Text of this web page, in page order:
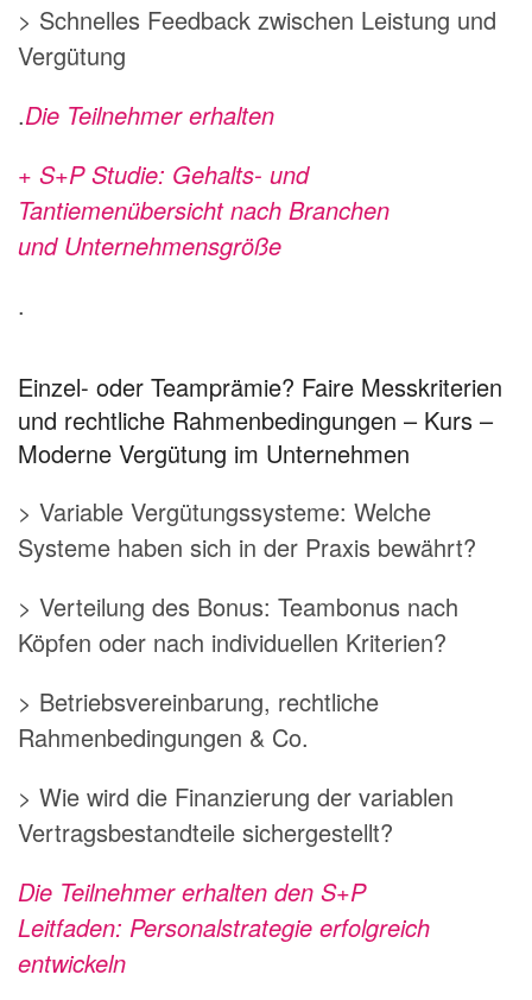
> Schnelles Feedback zwischen Leistung und
Vergütung
.Die Teilnehmer erhalten
+ S+P Studie: Gehalts- und
Tantiemenübersicht nach Branchen
und Unternehmensgröße
.
Einzel- oder Teamprämie? Faire Messkriterien
und rechtliche Rahmenbedingungen – Kurs –
Moderne Vergütung im Unternehmen
> Variable Vergütungssysteme: Welche
Systeme haben sich in der Praxis bewährt?
> Verteilung des Bonus: Teambonus nach
Köpfen oder nach individuellen Kriterien?
> Betriebsvereinbarung, rechtliche
Rahmenbedingungen & Co.
> Wie wird die Finanzierung der variablen
Vertragsbestandteile sichergestellt?
Die Teilnehmer erhalten den S+P
Leitfaden: Personalstrategie erfolgreich
entwickeln